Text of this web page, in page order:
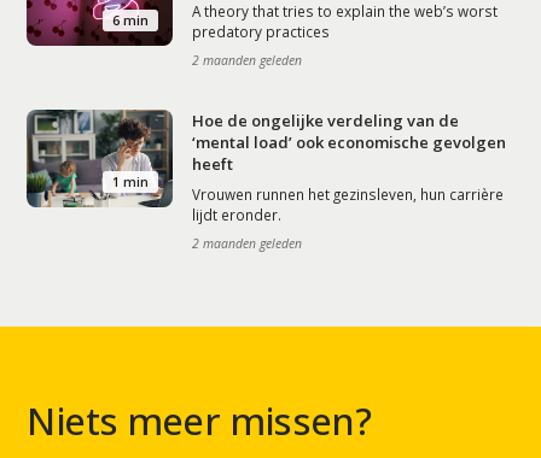
6 min
A theory that tries to explain the web’s worst
predatory practices
2 maanden geleden
1 min
Hoe de ongelijke verdeling van de
‘mental load’ ook economische gevolgen
heeft
Vrouwen runnen het gezinsleven, hun carrière
lijdt eronder.
2 maanden geleden
Niets meer missen?